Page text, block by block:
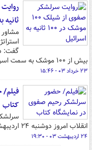
ثانیه
مشاور
بیش از ۱۰۰ موشک به سمت اسرائیل شلیک شد.
۲۳ خرداد ۰۳ - ۱۵:۴۶
کتاب
انقلاب امروز دوشنبه ۲۴ اردیبهشت ۱۴۰۳ در نمایشگاه کتاب حضور پیدا کرد.
۲۴ اردیبهشت ۰۳ - ۱۹:۳۰